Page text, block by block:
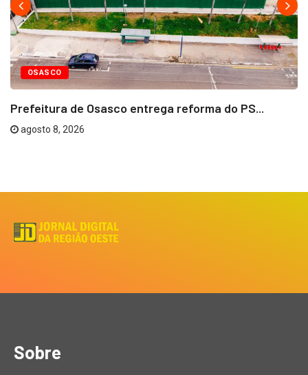
OSASCO
Prefeitura de Osasco entrega reforma do PS...
agosto 8, 2026
Sobre